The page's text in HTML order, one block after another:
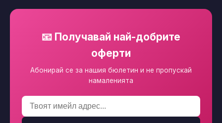
📧 Получавай най-добрите
оферти
Абонирай се за нашия бюлетин и не пропускай
намаленията